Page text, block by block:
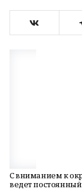
С вниманием к
ведет